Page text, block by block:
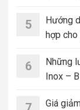
5
Hướng
hợp cho
6
Những
Inox –
Giá